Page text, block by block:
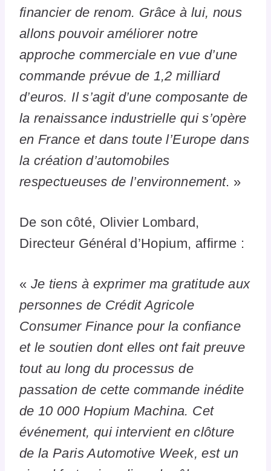
financier de renom. Grâce à lui, nous
allons pouvoir améliorer notre
approche commerciale en vue d’une
commande prévue de 1,2 milliard
d’euros. Il s’agit d’une composante de
la renaissance industrielle qui s’opère
en France et dans toute l’Europe dans
la création d’automobiles
respectueuses de l’environnement. »
De son côté, Olivier Lombard,
Directeur Général d’Hopium, affirme :
« Je tiens à exprimer ma gratitude aux
personnes de Crédit Agricole
Consumer Finance pour la confiance
et le soutien dont elles ont fait preuve
tout au long du processus de
passation de cette commande inédite
de 10 000 Hopium Machina. Cet
événement, qui intervient en clôture
de la Paris Automotive Week, est un